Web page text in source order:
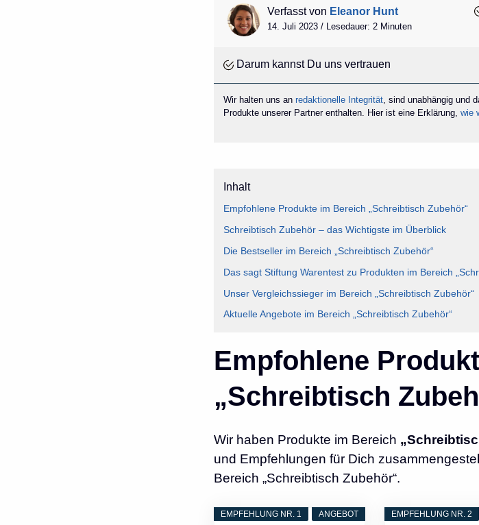
Verfasst von Eleanor Hunt
14. Juli 2023 / Lesedauer: 2 Minuten
Darum kannst Du uns vertrauen
Wir halten uns anredaktionelle Integrität, sind unabhängig und
Produkte unserer Partner enthalten. Hier ist eine Erklärung,wie
Inhalt
Empfohlene Produkte im Bereich „Schreibtisch Zubehör“
Schreibtisch Zubehör – das Wichtigste im Überblick
Die Bestseller im Bereich „Schreibtisch Zubehör“
Das sagt Stiftung Warentest zu Produkten im Bereich
Unser Vergleichssieger im Bereich „Schreibtisch Zubehör“
Aktuelle Angebote im Bereich „Schreibtisch Zubehör“
Empfohlene
„Schreibtisch
Wir haben Produkte im Bereich
und Empfehlungen für Dich
Bereich „Schreibtisch Zubehör“.
ANGEBOT
EMPFEHLUNG NR. 1 EMPFEHLUNG NR. 2